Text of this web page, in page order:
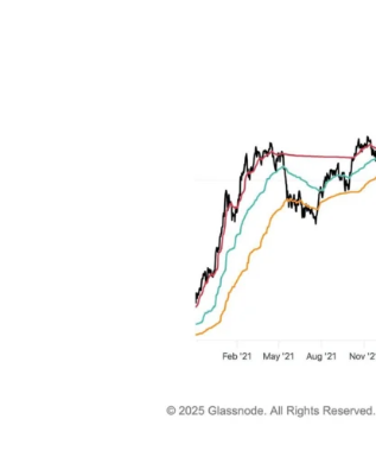
Meilleur Broker
Apprendre
Indicateurs
Meilleures